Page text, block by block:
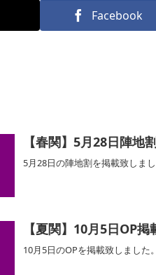
Facebook
【春関】5月28日陣地
5月28日の陣地割を掲載致しま
【夏関】10月5日OP掲
10月5日のOPを掲載致しました